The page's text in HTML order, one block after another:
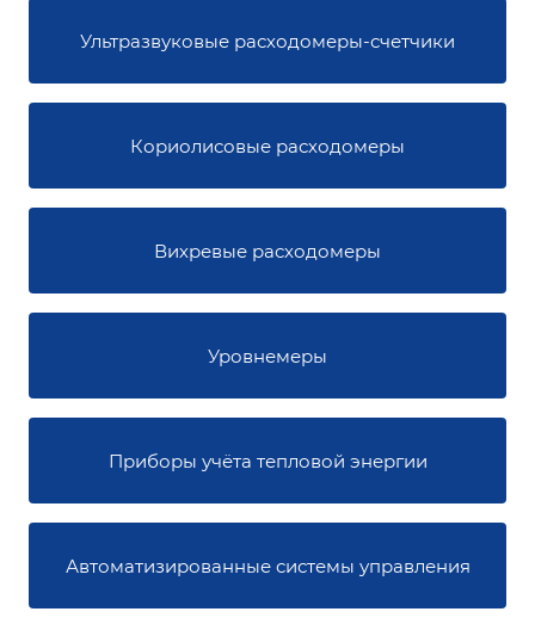
Ультразвуковые расходомеры-счетчики
Кориолисовые расходомеры
Вихревые расходомеры
Уровнемеры
Приборы учёта тепловой энергии
Автоматизированные системы управления